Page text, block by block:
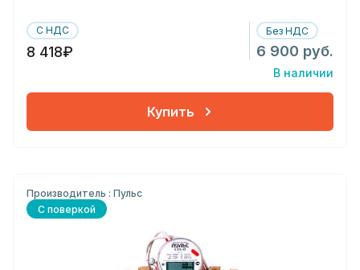
С НДС
8 418₽
Без НДС
6 900 руб.
В наличии
Купить
Производитель : Пульс
С поверкой